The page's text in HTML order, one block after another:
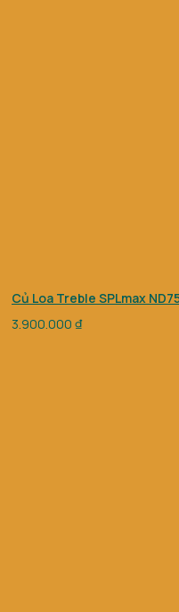
Củ Loa Treble SPLmax
3.900.000 ₫